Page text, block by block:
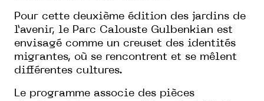
Pour cette deuxième édition des jardins de
l’avenir, le Parc Calouste Gulbenkian est
envisagé comme un creuset des identités
migrantes, où se rencontrent et se mêlent
différentes cultures.
Le programme associe des pièces